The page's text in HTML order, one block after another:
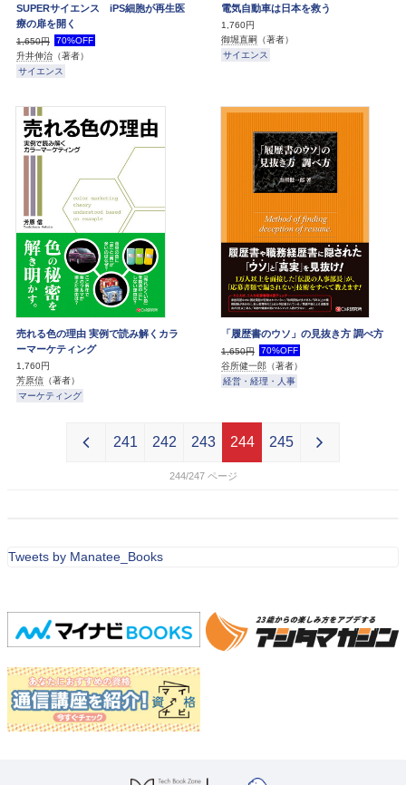
SUPERサイエンス iPS細胞が再生医
療の扉を開く
1,650円
70%OFF
升井伸治 （著者）
サイエンス
電気自動車は日本を救う
1,760円
御堀直嗣 （著者）
サイエンス
売れる色の理由 実例で読み解くカラ
ーマーケティング
1,760円
芳原信 （著者）
マーケティング
「履歴書のウソ」の見抜き方 調べ方
1,650円
70%OFF
谷所健一郎 （著者）
経営・経理・人事
244/247
241 242 243 244 245
Tweets by Manatee_Books